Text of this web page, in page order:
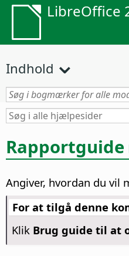
LibreOffice
Indhold
Angiver, hvordan du vil
For at tilgå denne
Klik Brug guide til at